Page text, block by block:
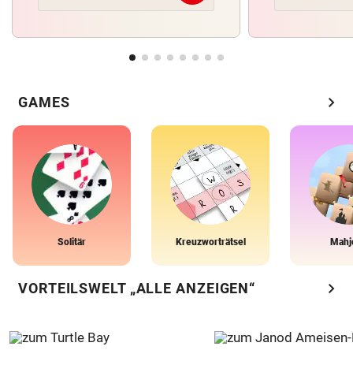
GAMES chevron_right
Solitär Kreuzworträtsel
VORTEILSWELT „ALLE ANZEIGEN“ chevron_right